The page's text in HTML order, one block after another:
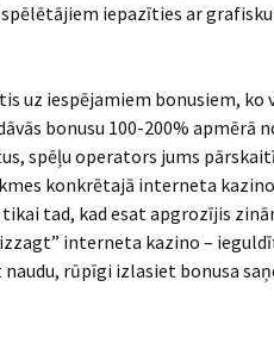
iepazīties ar
uz iespējamiem bonusiem, ko
bonusu 100-200% apmērā
spēļu operators jums
konkrētajā interneta
tad, kad esat apgrozījis
interneta kazino –
rūpīgi izlasiet bonusa